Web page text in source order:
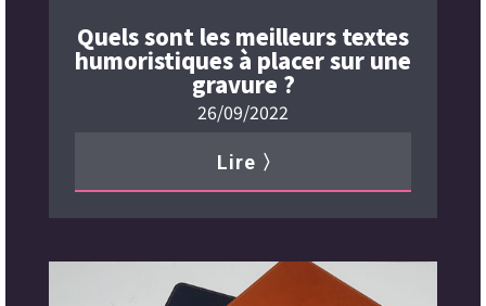
Quels sont les meilleurs textes
humoristiques à placer sur une
gravure ?
26/09/2022
Lire 〉